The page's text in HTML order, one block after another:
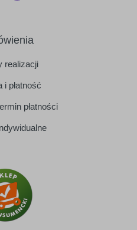
realizacji
i płatność
płatności